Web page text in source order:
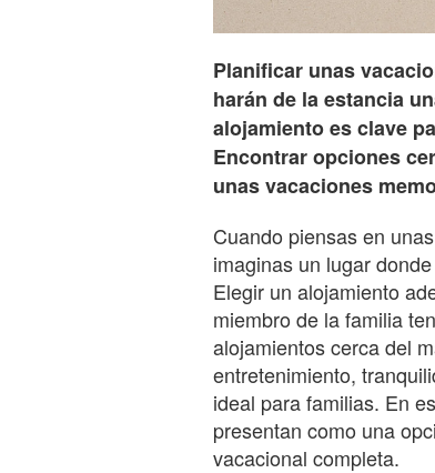
Planificar unas
harán de la estancia
alojamiento es clave
Encontrar opciones
unas vacaciones
Cuando piensas en
imaginas un lugar
Elegir un alojamiento
miembro de la familia
alojamientos cerca del
entretenimiento,
ideal para familias. En
presentan como una
vacacional completa.